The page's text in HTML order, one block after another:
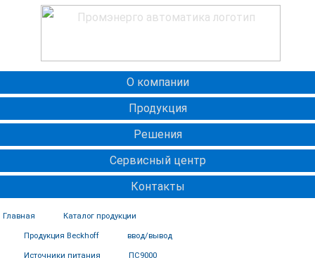
О компании
Продукция
Решения
Сервисный центр
Контакты
Главная Каталог продукции
Продукция Beckhoff ввод/вывод
Источники питания ПС9000